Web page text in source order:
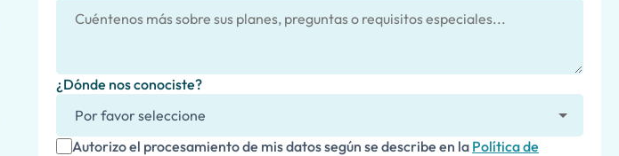
¿Dónde nos conociste?
Autorizo el procesamiento de mis datos según se describe en la Política de